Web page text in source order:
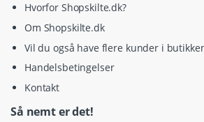
Hvorfor Shopskilte.dk?
Om Shopskilte.dk
Vil du også have flere kunder i
Handelsbetingelser
Kontakt
Så nemt er det!